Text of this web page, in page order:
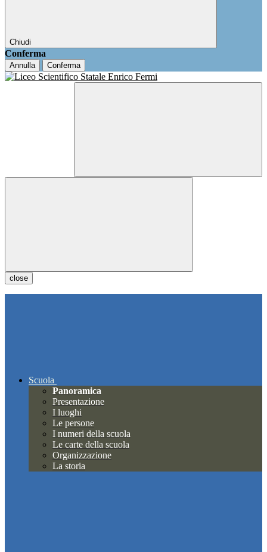
Chiudi
Conferma
Annulla Conferma
close
Scuola
Panoramica
Presentazione
I luoghi
Le persone
I numeri della scuola
Le carte della scuola
Organizzazione
La storia